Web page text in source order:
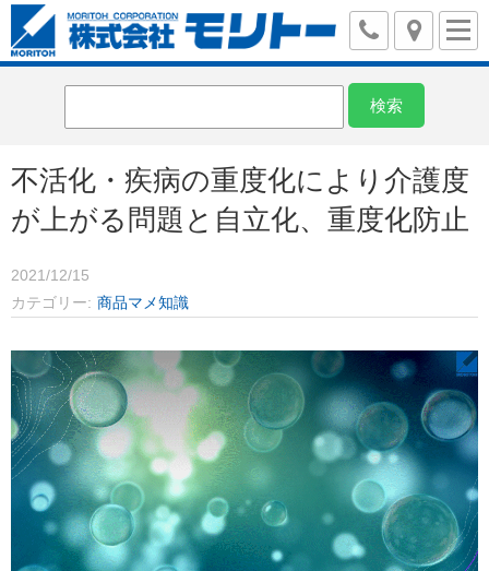
不活化・疾病の重度化により介護度
が上がる問題と自立化、重度化防止
2021/12/15
カテゴリー
商品マメ知識